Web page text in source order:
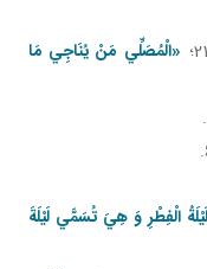
«الْمُصَلِّي مَنْ يُنَاجِي مَا
الْفِطْرِ وَ هِيَ تُسَمَّي لَيْلَةَ